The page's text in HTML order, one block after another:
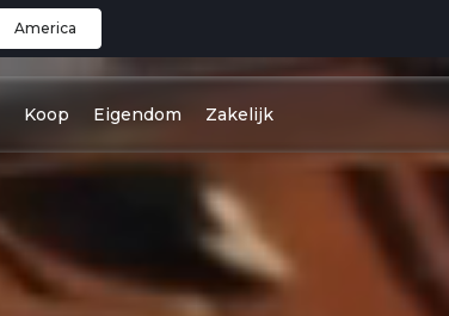
America
Koop Eigendom Zakelijk